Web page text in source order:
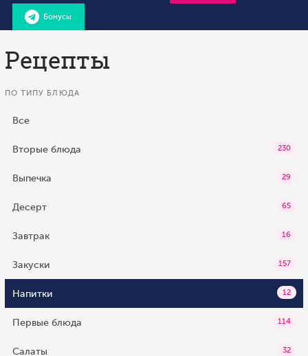
Бонусы
Рецепты
ПО ТИПУ БЛЮДА
Все
Вторые блюда 230
Выпечка 29
Десерт 65
Завтрак 16
Закуски 157
Напитки 12
Первые блюда 114
Салаты 32